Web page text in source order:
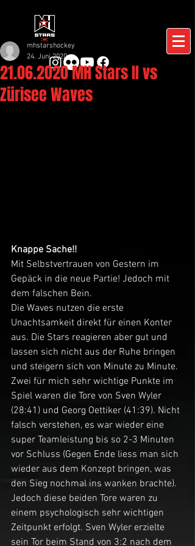
21.06.2020 MH Stars II vs
Zürisee Waves
mhstarshockey
24. Juni 2020
Knappe Sache!!
Mit Selbstvertrauen von Gestern im
Gepäck in die neue Partie! Jedoch mit
dem falschen Bein.
Die Waves nutzen die erste
Unachtsamkeit direkt für einen Konter
aus. Die Stars reagieren aber gut und
lassen sich nicht aus der Ruhe bringen
und steigern sich von Minute zu Minute.
Zwei für mich sehr wichtige Punkte im
Spiel waren die Tore von Sven Wyler
(28:41) und Georg Oettiker (41:39). Nicht
falsch verstehen, es war wieder eine
super Teamleistung bis so 2-3 Minuten
vor Schluss (Gegen Ende liess man sich
wieder aus dem Konzept bringen, was
den Sieg nochmal ins wanken brachte).
Jedoch diese beiden Tore waren zu
einem psychologisch sehr wichtigen
Zeitpunkt erfolgt. Sven Wyler erzielte
sein Tor beim Stand von 3:2 nach dem